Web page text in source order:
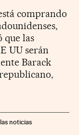
comprando
que las
UU serán
Barack
noticias